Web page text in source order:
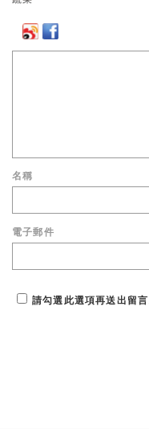
名稱
電子郵件
請勾選此選項再送出留言